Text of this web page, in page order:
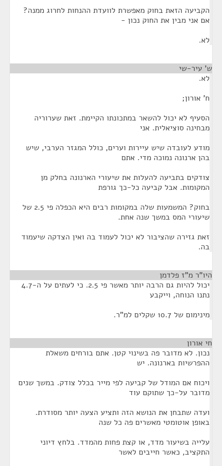
הקביעה הזאת בחוק מאפשרת לוועדת ההנחות לחרוג ממנה?
אם אני מבין את החוק נכון -
לא.
ש' עיר-שי
לא.
ח' אורון;
הסעיף לא יכול להשאר במתכונתו הקיימת. זאת שערוריה
מבחינה סוציאלית. אני
מודע לעובדה שיש עיירות וערים, כולל המגזר הערבי, שיש
בהן ארנונה נמוכה מדי. אתם
צודקים בתביעה להעלות את שיעורי הארנונה בחלק מן
המקומות. אבל קביעה כל-כך גורפת
בחוק? המשמעות שלה במקומות רבים היא הכפלה פי 2.5 של
שיעורי המס במשך שנה אחת.
זאת גזירה שהציבור לא יכול לעמוד בה ואין הצדקה שיעמוד
בה.
היו"ר מ"ז פלדמן
יכול להיות גם הרבה יותר מאשר פי 2.5. כי לעתים על ה-4.7
נתנו הנוחה, וייקבע
מינימום של 10.7 שקלים למ"ר.
חי אורון
נכון. לא מדובר פה בשינוי קטן. אתם בורחים משאלת
ההפרשיות בארנונה. יש
ויכוח אם המודל של קביעה לפי מייר בכלל צודק. במשך שנים
מדובר על-כך שתוקם עוד
ועדה שתבחן את הנושא הזה ותציע הצעה יותר מסודרת.
באופן אוטומטי מאשרים פה כל שנה
עלייה בשיעור מדד, או קצת פחות מהמדד. בלחץ דיוני
התקציב, כאשר חייבים לאשר